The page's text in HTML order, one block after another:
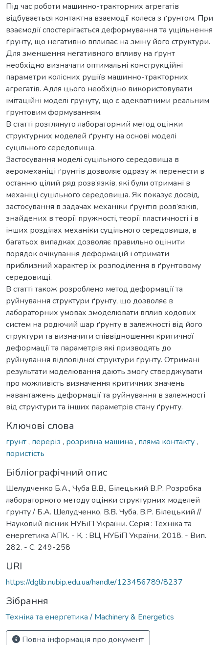
Під час роботи машинно-тракторних агрегатів
відбувається контактна взаємодії колеса з ґрунтом. При
взаємодії спостерігається деформування та ущільнення
ґрунту, що негативно впливає на зміну його структури.
Для зменшення негативного впливу на ґрунт
необхідно визначати оптимальні конструкційні
параметри колісних рушіїв машинно-тракторних
агрегатів. Адля цього необхідно використовувати
імітаційні моделі грунуту, що є адекватними реальним
ґрунтовим формуванням.
В статті розглянуто лабораторний метод оцінки
структурних моделей ґрунту на основі моделі
суцільного середовища.
Застосування моделі суцільного середовища в
аеромеханіці ґрунтів дозволяє одразу ж перенести в
останню цілий ряд розв’язків, які були отримані в
механіці суцільного середовища. Як показує досвід,
застосування в задачах механіки ґрунтів розв’язків,
знайдених в теорії пружності, теорії пластичності і в
інших розділах механіки суцільного середовища, в
багатьох випадках дозволяє правильно оцінити
порядок очікування деформацій і отримати
приблизний характер їх розподілення в ґрунтовому
середовищі.
В статті також розроблено метод деформації та
руйнування структури ґрунту, що дозволяє в
лабораторних умовах змоделювати вплив ходових
систем на родючий шар ґрунту в залежності від його
структури та визначити співвідношення критичної
деформації та параметрів які призводять до
руйнування відповідної структури ґрунту. Отримані
результати моделювання дають змогу стверджувати
про можливість визначення критичних значень
навантажень деформації та руйнування в залежності
від структури та інших параметрів стану ґрунту.
Ключові слова
грунт, переріз , розривна машина , пляма контакту,
пористість
Бібліографічний опис
Шелудченко Б.А., Чуба В.В., Білецький В.Р. Розробка
лабораторного методу оцінки структурних моделей
ґрунту / Б.А. Шелудченко, В.В. Чуба, В.Р. Білецький //
Науковий вісник НУБіП України. Серія : Техніка та
енергетика АПК. - К. : ВЦ НУБіП України, 2018. - Вип.
282. - С. 249-258
URI
https://dglib.nubip.edu.ua/handle/123456789/8237
Зібрання
Техніка та енергетика / Machinery & Energetics
Повна інформація про документ